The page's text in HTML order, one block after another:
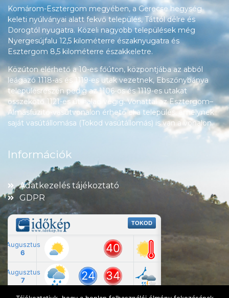
Komárom-Esztergom megyében, a Gerecse hegység
keleti nyúlványai alatt fekvő település, Táttól délre és
Dorogtól nyugatra. Közeli nagyobb települések még
Nyergesújfalu 12,5 kilométerre északnyugatra és
Esztergom 8,5 kilométerre északkeletre.
Közúton elérhető a 10-es főúton, központjába az abból
leágazó 1118-as és 1119-es utak vezetnek, Ebszőnybánya
településrészén pedig az 1106-os és 1119-es utakat
összekötő 1121-es út halad végig. Vonattal az Esztergom–
Almásfüzitő-vasútvonalon érhető el a település, amelynek
saját vasútállomása (Tokod vasútállomás) is van a vonalon.
Információk
Adatkezelés tájékoztató
GDPR